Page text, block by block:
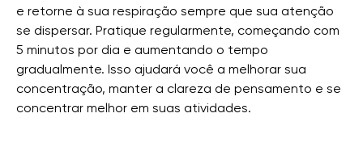
e retorne à sua respiração sempre que sua atenção
se dispersar. Pratique regularmente, começando com
5 minutos por dia e aumentando o tempo
gradualmente. Isso ajudará você a melhorar sua
concentração, manter a clareza de pensamento e se
concentrar melhor em suas atividades.